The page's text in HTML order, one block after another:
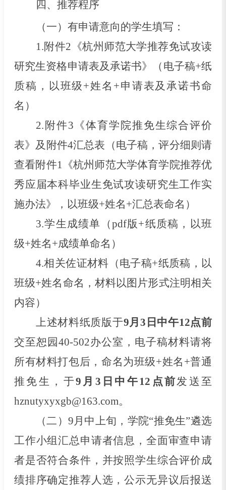
四、推荐程序
（一） 有申请意向的学生填写：
1.附件2《杭州师范大学推荐免试攻读
研究生资格申请表及承诺书》（电子稿+纸
质稿，以班级+姓名+申请表及承诺书命
名）
2. 附件3《体育学院推免生综合评价
表》 及附件4汇总表 （电子稿，评分细则请
查看附件1《杭州师范大学体育学院推荐优
秀应届本科毕业生免试攻读研究生工作实
施办法》，以班级+姓名+汇总表命名）
3.学生成绩单（pdf版+纸质稿，以班
级+姓名+成绩单命名）
4.相关佐证材料（电子稿+纸质稿，以
班级+姓名命名，材料以图片形式注明相关
内容）
上述材料纸质版于9月 3 日中午12点前
交至恕园40-502办公室，电子稿材料请将
所有材料打包后，命名为班级+姓名+普通
推免生，于9月 3 日中午12点前发送至
hznutyxyxgb@163.com。
（二 ） 9 月中上旬 ，学院“推免生”遴选
工作小组汇总申请者信息，全面审查申请
者是否符合条件，并按照学生综合评价成
绩排序确定推荐人选 ，公示无异议后报送